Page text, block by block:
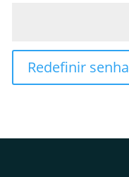
Redefinir senha